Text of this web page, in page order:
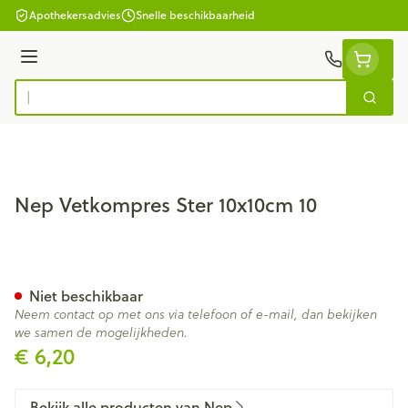
Ga naar de inhoud
Apothekersadvies Snelle beschikbaarheid
Menu
Product, merk, categorie...
Zoek
Nep Vetkompres Ster 10x10cm 10
€ 6,20
Niet beschikbaar
Neem contact op met ons via telefoon of e-mail, dan bekijken
we samen de mogelijkheden.